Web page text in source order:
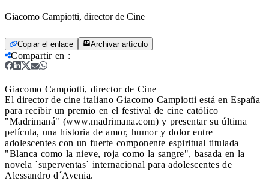
Giacomo Campiotti, director de Cine
Copiar el enlace Archivar artículo
Compartir en :
Giacomo Campiotti, director de Cine
El director de cine italiano Giacomo Campiotti está en España
para recibir un premio en el festival de cine católico
"Madrimaná" (www.madrimana.com) y presentar su última
película, una historia de amor, humor y dolor entre
adolescentes con un fuerte componente espiritual titulada
"Blanca como la nieve, roja como la sangre", basada en la
novela ´superventas´ internacional para adolescentes de
Alessandro d´Avenia.